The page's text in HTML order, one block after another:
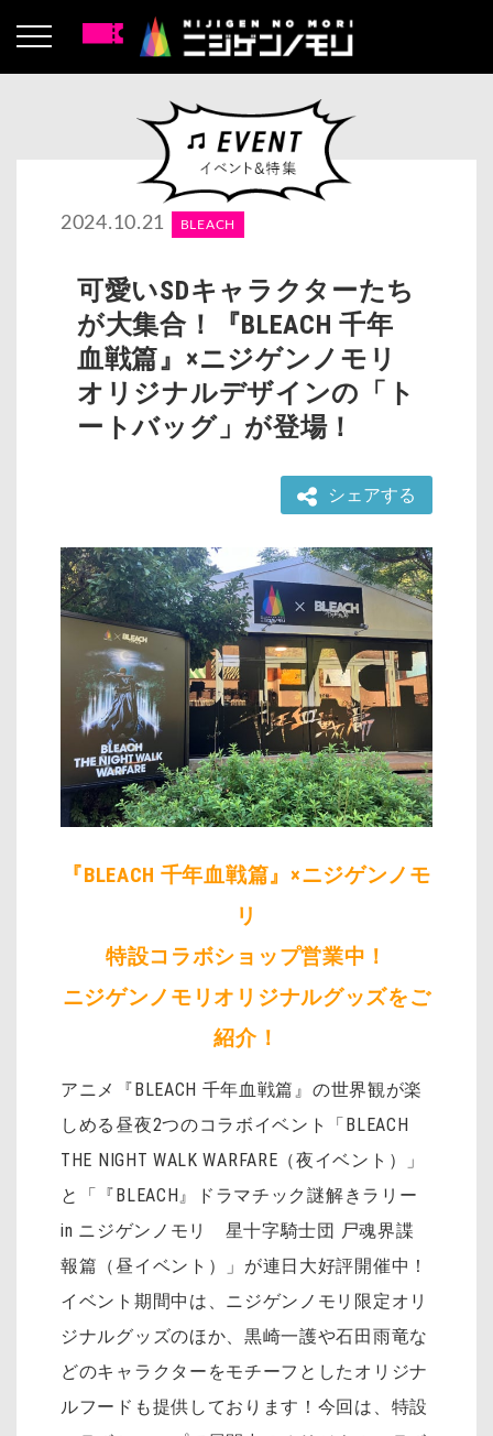
2024.10.21 BLEACH
可愛いSDキャラクターたち
が大集合！『BLEACH 千年
血戦篇』×ニジゲンノモリ
オリジナルデザインの「ト
ートバッグ」が登場！
シェアする
『BLEACH 千年血戦篇』×ニジゲンノモ
リ
特設コラボショップ営業中！
ニジゲンノモリオリジナルグッズをご
紹介！
アニメ『BLEACH 千年血戦篇』の世界観が楽
しめる昼夜2つのコラボイベント「BLEACH
THE NIGHT WALK WARFARE（夜イベント）」
と「『BLEACH』ドラマチック謎解きラリー
in ニジゲンノモリ 星十字騎士団 尸魂界諜
報篇（昼イベント）」が連日大好評開催中！
イベント期間中は、ニジゲンノモリ限定オリ
ジナルグッズのほか、黒崎一護や石田雨竜な
どのキャラクターをモチーフとしたオリジナ
ルフードも提供しております！今回は、特設